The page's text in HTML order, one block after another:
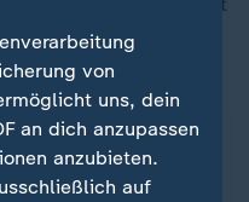
an der Haustür
von
uns, dein
an dich anzupassen
anzubieten.
auf